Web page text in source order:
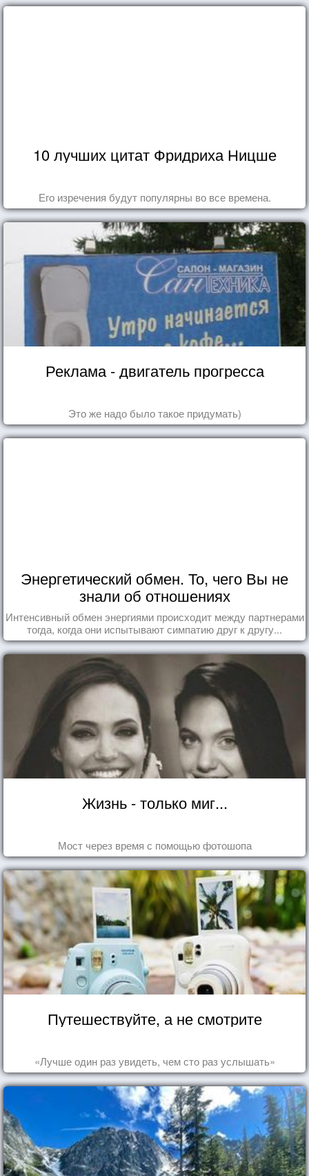
10 лучших цитат Фридриха Ницше
Его изречения будут популярны во все времена.
Реклама - двигатель прогресса
Это же надо было такое придумать)
Энергетический обмен. То, чего Вы не
знали об отношениях
Интенсивный обмен энергиями происходит между партнерами
тогда, когда они испытывают симпатию друг к другу...
Жизнь - только миг...
Мост через время с помощью фотошопа
Путешествуйте, а не смотрите
«Лучше один раз увидеть, чем сто раз услышать»